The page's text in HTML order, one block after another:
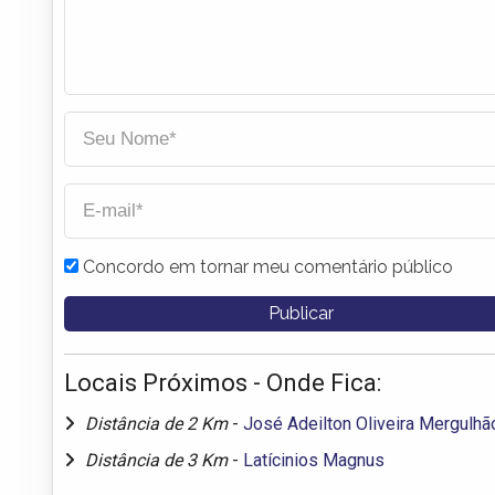
Concordo em tornar meu comentário público
Locais Próximos - Onde Fica:
Distância de 2 Km - José Adeilton Oliveira
Distância de 3 Km - Latícinios Magnus